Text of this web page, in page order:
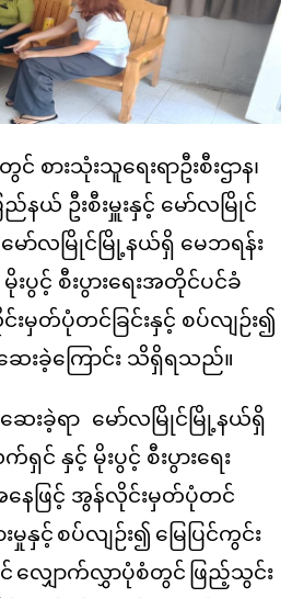
င် စားသုံးသူရေးရာဦးစီးဌာန၊
နယ် ဦးစီးမှူးနှင့် မော်လမြိုင်
မော်လမြိုင်မြို့နယ်ရှိ မေဘရန်း
ပွင့် စီးပွားရေးအတိုင်ပင်ခံ
မှတ်ပုံတင်ခြင်းနှင့် စပ်လျဉ်း၍
ဆေးခဲ့ကြောင်း သိရှိရသည်။
းခဲ့ရာ မော်လမြိုင်မြို့နယ်ရှိ
င် နှင့် မိုးပွင့် စီးပွားရေး
ေဖြင့် အွန်လိုင်းမှတ်ပုံတင်
မှုနှင့် စပ်လျဉ်း၍ မြေပြင်ကွင်း
လျှောက်လွှာပုံစံတွင် ဖြည့်သွင်း